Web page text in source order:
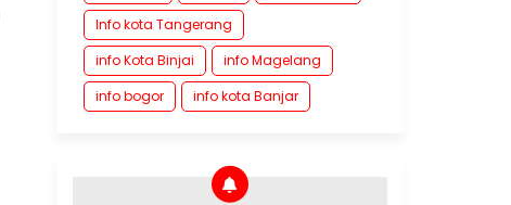
Info kota Tangerang
info Kota Binjai
info Magelang
info bogor
info kota Banjar